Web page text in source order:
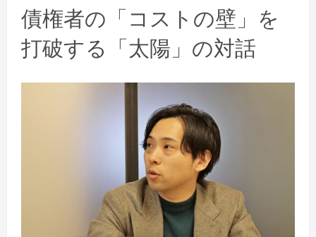
債権者の「コストの壁」を
打破する「太陽」の対話